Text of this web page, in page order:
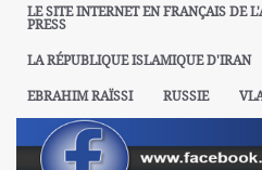
LE SITE INTERNET EN FRANÇAIS DE
PRESS
LA RÉPUBLIQUE ISLAMIQUE D'IRAN
EBRAHIM RAÏSSI
RUSSIE